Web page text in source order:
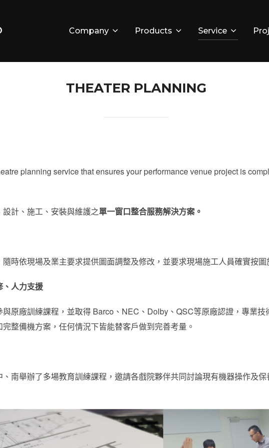
Company Products Service
THEATER PLANNING
planning service that ensures your performance venue project is
計、施工、安裝與維護之單一窗口整合服務解決方案。
時依現場及業主要求提供圖面調整及修改，並要求現場施工人員確實按圖
、人力支援
原廠訓練課程，並取得 Barco、NEC、Dolby、QSC等原廠認證，專業
整備機方案，任何情況下皆能替客戶做到完善考量。
南舉辦了多場教育訓練課程，邀請各戲院夥伴共同討論現有機器操作及